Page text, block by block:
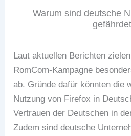
Warum sind deutsche
Laut aktuellen Berichten
RomCom-Kampagne
ab. Gründe dafür könnten die
Nutzung von Firefox in
Vertrauen der Deutschen in
Zudem sind deutsche